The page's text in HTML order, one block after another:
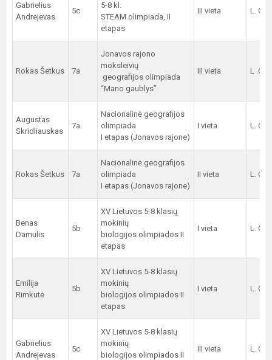
Gabrielius
Andrejevas
5c
5-8 kl.
STEAM olimpiada, II
etapas
III vieta L.
Rokas Šetkus 7a
Jonavos rajono
moksleivių
geografijos olimpiada
“Mano gaublys”
III vieta L
Augustas
Skridliauskas
7a
Nacionalinė geografijos
olimpiada
I etapas (Jonavos rajone)
I vieta L.
Rokas Šetkus 7a
Nacionalinė geografijos
olimpiada
I etapas (Jonavos rajone)
II vieta L.
Benas
Damulis
5b
XV Lietuvos 5-8 klasių
mokinių
biologijos olimpiados II
etapas
I vieta L.
Emilija
Rimkutė
5b
XV Lietuvos 5-8 klasių
mokinių
biologijos olimpiados II
etapas
I vieta L.
Gabrielius
Andrejevas
5c
XV Lietuvos 5-8 klasių
mokinių
biologijos olimpiados II
III vieta L.